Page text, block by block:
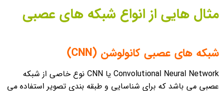
مثال هایی از انواع شبکه های عصبی
شبکه های عصبی کانولوشن (CNN)
Convolutional Neural Network یا CNN نوع خاصی از شبکه
عصبی می باشد که برای شناسایی و طبقه بندی تصویر استفاده می